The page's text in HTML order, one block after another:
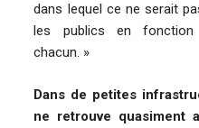
dans lequel ce ne serait
les publics en
chacun. »
Dans de petites
ne retrouve quasiment